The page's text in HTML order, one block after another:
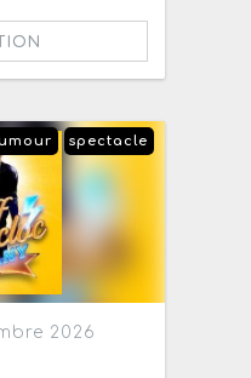
spectacle
2026